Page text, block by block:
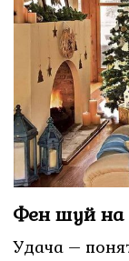
Фен шуй на
Удача –